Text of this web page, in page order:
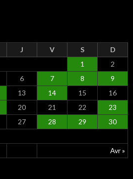
J V S D
Avr »
1
2
6 7 8
9
13 14 15
16
20 21 22
23
27 28 29
30